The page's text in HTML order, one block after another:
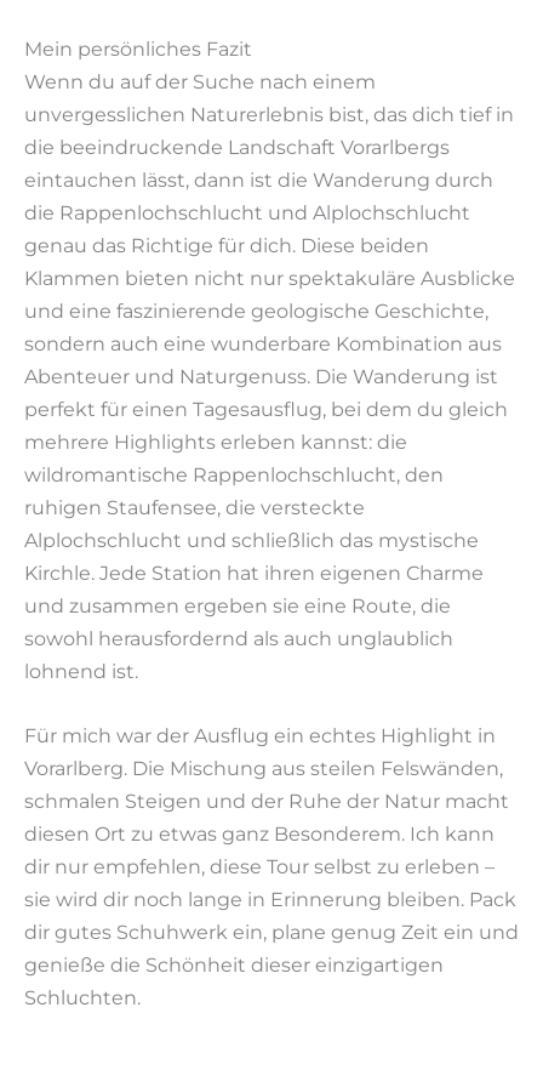
Mein persönliches Fazit
Wenn du auf der Suche nach einem
unvergesslichen Naturerlebnis bist, das dich tief in
die beeindruckende Landschaft Vorarlbergs
eintauchen lässt, dann ist die Wanderung durch
die Rappenlochschlucht und Alplochschlucht
genau das Richtige für dich. Diese beiden
Klammen bieten nicht nur spektakuläre Ausblicke
und eine faszinierende geologische Geschichte,
sondern auch eine wunderbare Kombination aus
Abenteuer und Naturgenuss. Die Wanderung ist
perfekt für einen Tagesausflug, bei dem du gleich
mehrere Highlights erleben kannst: die
wildromantische Rappenlochschlucht, den
ruhigen Staufensee, die versteckte
Alplochschlucht und schließlich das mystische
Kirchle. Jede Station hat ihren eigenen Charme
und zusammen ergeben sie eine Route, die
sowohl herausfordernd als auch unglaublich
lohnend ist.
Für mich war der Ausflug ein echtes Highlight in
Vorarlberg. Die Mischung aus steilen Felswänden,
schmalen Steigen und der Ruhe der Natur macht
diesen Ort zu etwas ganz Besonderem. Ich kann
dir nur empfehlen, diese Tour selbst zu erleben –
sie wird dir noch lange in Erinnerung bleiben. Pack
dir gutes Schuhwerk ein, plane genug Zeit ein und
genieße die Schönheit dieser einzigartigen
Schluchten.